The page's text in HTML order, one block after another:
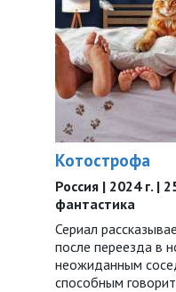
Котострофа
Россия | 2024 г. |
фантастика
Сериал
после переезда в
неожиданным
способным